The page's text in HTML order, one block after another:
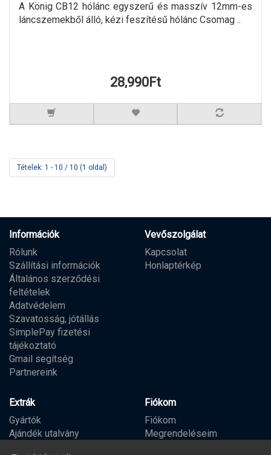
A König CB12 hólánc egyszerű és masszív 12mm-es
láncszemekből álló, kézi feszítésű hólánc Csomag ..
28,990Ft
Tételek: 1 - 10 / 10 (1 oldal)
Információk
Rólunk
Szállítási információk
Általános szerződési
feltételek
Adatvédelem
Szavatosság, jótállás
SimplePay fizetési
tájékoztató
Gmail segítség
Partnereink
Vevőszolgálat
Kapcsolat
Honlaptérkép
Extrák
Gyártók
Ajándék utalvány
Fiókom
Fiókom
Megrendeléseim